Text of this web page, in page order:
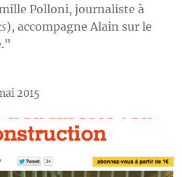
Polloni, journaliste à
), accompagne Alain sur le
2015